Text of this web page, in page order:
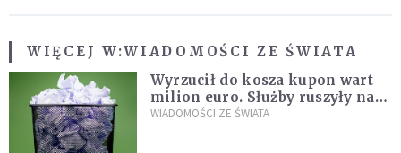
WIĘCEJ W:WIADOMOŚCI ZE ŚWIATA
Wyrzucił do kosza kupon wart
milion euro. Służby ruszyły na
poszukiwania
WIADOMOŚCI ZE ŚWIATA